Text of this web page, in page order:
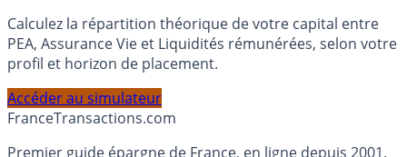
Simulateur d'Allocation
Calculez la répartition théorique de votre capital entre
PEA, Assurance Vie et Liquidités rémunérées, selon votre
profil et horizon de placement.
Accéder au simulateur
FranceTransactions.com